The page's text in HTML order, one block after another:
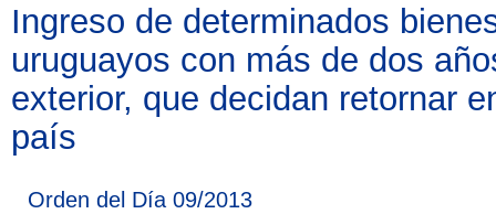
Ingreso de determinados
uruguayos con más de dos
exterior, que decidan retornar
país
Orden del Día 09/2013